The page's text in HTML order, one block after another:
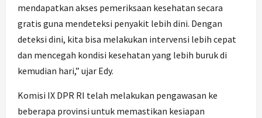
mendapatkan akses pemeriksaan kesehatan secara
gratis guna mendeteksi penyakit lebih dini. Dengan
deteksi dini, kita bisa melakukan intervensi lebih cepat
dan mencegah kondisi kesehatan yang lebih buruk di
kemudian hari,” ujar Edy.
Komisi IX DPR RI telah melakukan pengawasan ke
beberapa provinsi untuk memastikan kesiapan